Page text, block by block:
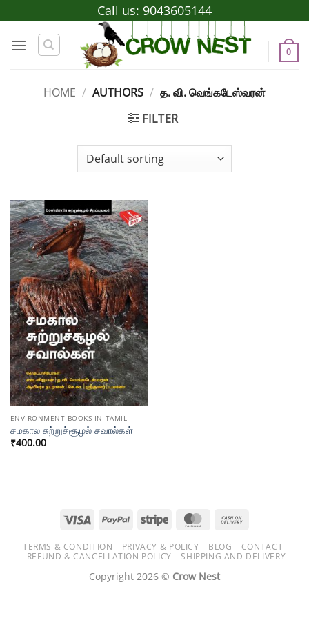
to
content
Call us: 9043605144
0
HOME / AUTHORS / த. வி. வெங்கடேஸ்வரன்
FILTER
ENVIRONMENT BOOKS IN TAMIL
சமகால சுற்றுச்சூழல் சவால்கள்
₹400.00
Visa PayPal Stripe MasterCard
Delivery
TERMS & CONDITION PRIVACY & POLICY BLOG
CONTACT
REFUND & CANCELLATION POLICY
SHIPPING AND DELIVERY
Copyright 2026 © Crow Nest